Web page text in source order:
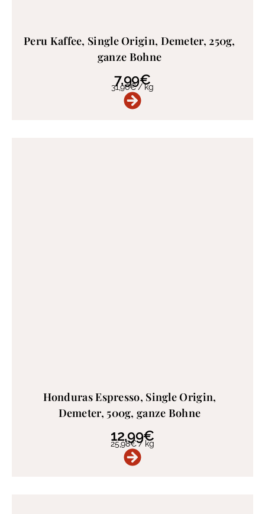
Peru Kaffee, Single Origin, Demeter, 250g,
ganze Bohne
7,99€
31,96€/kg
Honduras Espresso, Single Origin,
Demeter, 500g, ganze Bohne
12,99€
25,98€/ kg